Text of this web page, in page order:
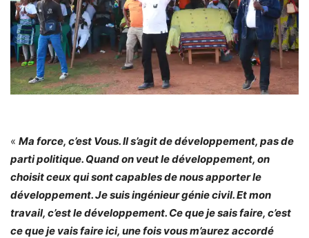
« Ma force, c’est Vous. Il s’agit de développement, pas de
parti politique. Quand on veut le développement, on
choisit ceux qui sont capables de nous apporter le
développement. Je suis ingénieur génie civil. Et mon
travail, c’est le développement. Ce que je sais faire, c’est
ce que je vais faire ici, une fois vous m’aurez accordé